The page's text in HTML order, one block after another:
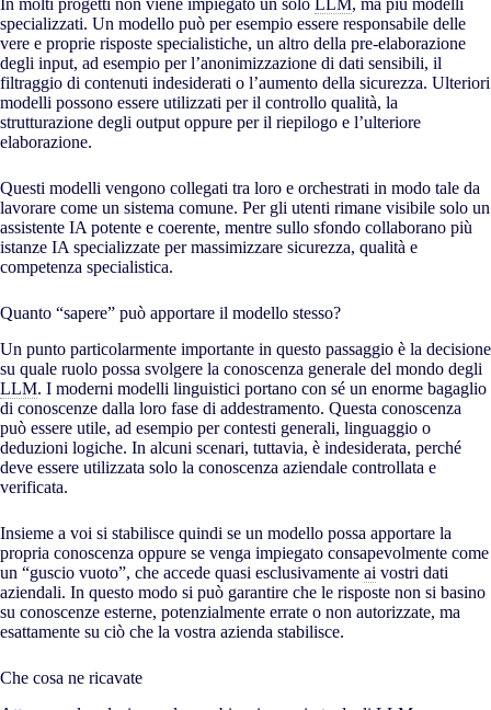
In molti progetti non viene impiegato un solo LLM, ma più modelli
specializzati. Un modello può per esempio essere responsabile delle
vere e proprie risposte specialistiche, un altro della pre-elaborazione
degli input, ad esempio per l’anonimizzazione di dati sensibili, il
filtraggio di contenuti indesiderati o l’aumento della sicurezza. Ulteriori
modelli possono essere utilizzati per il controllo qualità, la
strutturazione degli output oppure per il riepilogo e l’ulteriore
elaborazione.
Questi modelli vengono collegati tra loro e orchestrati in modo tale da
lavorare come un sistema comune. Per gli utenti rimane visibile solo un
assistente IA potente e coerente, mentre sullo sfondo collaborano più
istanze IA specializzate per massimizzare sicurezza, qualità e
competenza specialistica.
Quanto “sapere” può apportare il modello stesso?
Un punto particolarmente importante in questo passaggio è la decisione
su quale ruolo possa svolgere la conoscenza generale del mondo degli
LLM. I moderni modelli linguistici portano con sé un enorme bagaglio
di conoscenze dalla loro fase di addestramento. Questa conoscenza
può essere utile, ad esempio per contesti generali, linguaggio o
deduzioni logiche. In alcuni scenari, tuttavia, è indesiderata, perché
deve essere utilizzata solo la conoscenza aziendale controllata e
verificata.
Insieme a voi si stabilisce quindi se un modello possa apportare la
propria conoscenza oppure se venga impiegato consapevolmente come
un “guscio vuoto”, che accede quasi esclusivamente ai vostri dati
aziendali. In questo modo si può garantire che le risposte non si basino
su conoscenze esterne, potenzialmente errate o non autorizzate, ma
esattamente su ciò che la vostra azienda stabilisce.
Che cosa ne ricavate